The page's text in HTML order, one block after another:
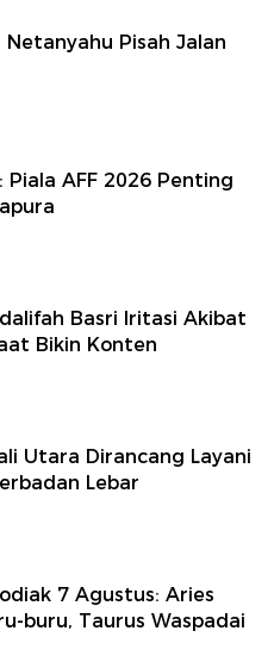
Pisah Jalan
Piala AFF 2026 Penting
Basri Iritasi Akibat
Bikin Konten
Utara Dirancang Layani
Lebar
7 Agustus: Aries
buru, Taurus Waspadai